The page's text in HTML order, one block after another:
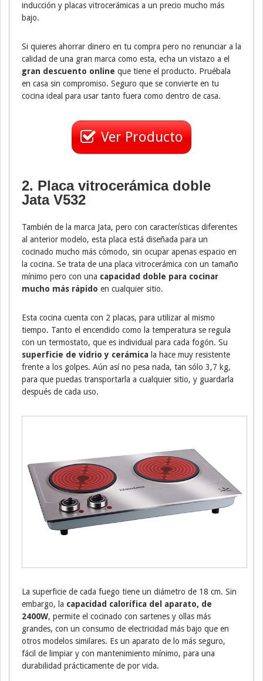
inducción y placas vitrocerámicas a un precio mucho más
bajo.
Si quieres ahorrar dinero en tu compra pero no renunciar a la
calidad de una gran marca como esta, echa un vistazo a el
gran descuento online que tiene el producto. Pruébala
en casa sin compromiso. Seguro que se convierte en tu
cocina ideal para usar tanto fuera como dentro de casa.
Ver Producto
2. Placa vitrocerámica doble
Jata V532
También de la marca Jata, pero con características diferentes
al anterior modelo, esta placa está diseñada para un
cocinado mucho más cómodo, sin ocupar apenas espacio en
la cocina. Se trata de una placa vitrocerámica con un tamaño
mínimo pero con una capacidad doble para cocinar
mucho más rápido en cualquier sitio.
Esta cocina cuenta con 2 placas, para utilizar al mismo
tiempo. Tanto el encendido como la temperatura se regula
con un termostato, que es individual para cada fogón. Su
superficie de vidrio y cerámica la hace muy resistente
frente a los golpes. Aún así no pesa nada, tan sólo 3,7 kg,
para que puedas transportarla a cualquier sitio, y guardarla
después de cada uso.
La superficie de cada fuego tiene un diámetro de 18 cm. Sin
embargo, la capacidad calorífica del aparato, de
2400W, permite el cocinado con sartenes y ollas más
grandes, con un consumo de electricidad más bajo que en
otros modelos similares. Es un aparato de lo más seguro,
fácil de limpiar y con mantenimiento mínimo, para una
durabilidad prácticamente de por vida.